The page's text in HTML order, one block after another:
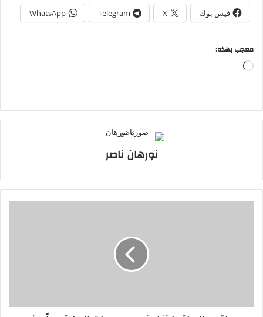
فيس بوك X
Telegram
WhatsApp
معجب بهذه:
جاري
نورهان ناصر
الخميس..